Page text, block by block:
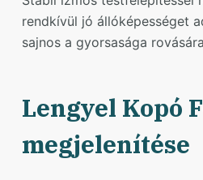
rendkívül jó állóképességet
sajnos a gyorsasága
Lengyel Kopó
megjelenítése